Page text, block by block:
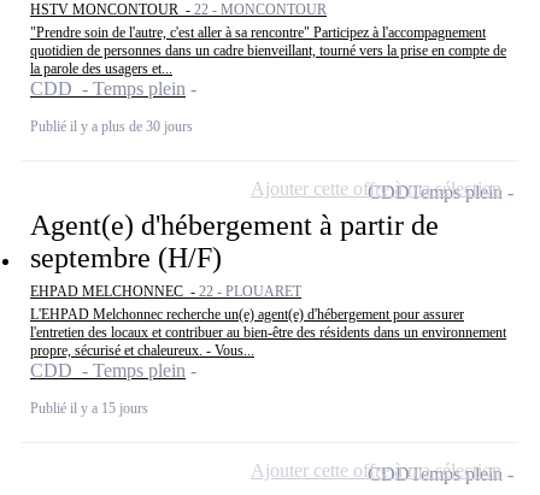
HSTV MONCONTOUR - 22 - MONCONTOUR
"Prendre soin de l'autre, c'est aller à sa rencontre" Participez à l'accompagnement
quotidien de personnes dans un cadre bienveillant, tourné vers la prise en compte de
la parole des usagers et...
CDD - Temps plein
Publié il y a plus de 30 jours
Agent(e) d'hébergement à partir de
septembre (H/F)
EHPAD MELCHONNEC - 22 - PLOUARET
L'EHPAD Melchonnec recherche un(e) agent(e) d'hébergement pour assurer
l'entretien des locaux et contribuer au bien-être des résidents dans un environnement
propre, sécurisé et chaleureux. - Vous...
CDD - Temps plein
Publié il y a 15 jours
CDDTemps plein
Ajouter cette offre à ma sélection
CDDTemps plein
Ajouter cette offre à ma sélection